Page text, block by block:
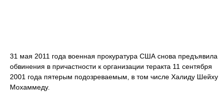
31 мая 2011 года военная прокуратура США снова предъявила
обвинения в причастности к организации теракта 11 сентября
2001 года пятерым подозреваемым, в том числе Халиду Шейху
Мохаммеду.